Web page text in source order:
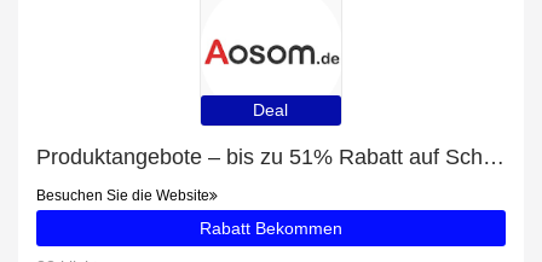
Deal
Produktangebote – bis zu 51% Rabatt auf Schuhbänke
Besuchen Sie die Website
Rabatt Bekommen